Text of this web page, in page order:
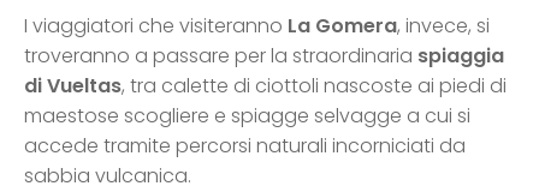
I viaggiatori che visiteranno La Gomera, invece, si
troveranno a passare per la straordinaria spiaggia
di Vueltas, tra calette di ciottoli nascoste ai piedi di
maestose scogliere e spiagge selvagge a cui si
accede tramite percorsi naturali incorniciati da
sabbia vulcanica.